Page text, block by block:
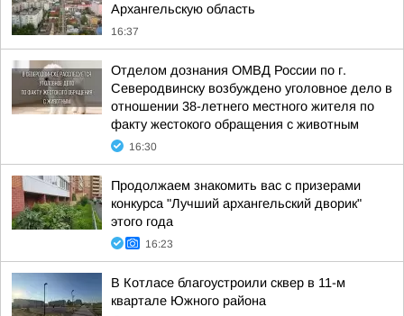
Архангельскую область
16:37
Отделом дознания ОМВД России по г.
Северодвинску возбуждено уголовное дело в
отношении 38-летнего местного жителя по
факту жестокого обращения с животным
16:30
Продолжаем знакомить вас с призерами
конкурса "Лучший архангельский дворик"
этого года
16:23
В Котласе благоустроили сквер в 11-м
квартале Южного района